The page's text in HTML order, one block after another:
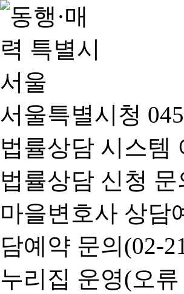
서울특별시청
법률상담 시스템
법률상담 신청 문
마을변호사 상담
담예약 문의(02-
누리집 운영(오